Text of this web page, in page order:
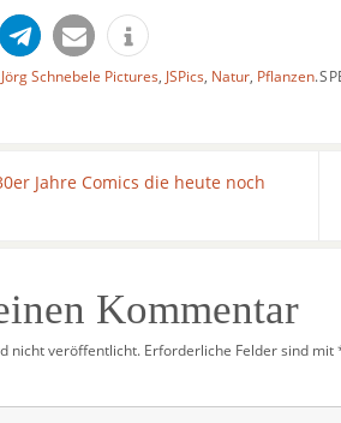
Jörg Schnebele Pictures JSPics Natur Pflanzen.
Jahre Comics die heute noch
Kommentar
nicht veröffentlicht. Erforderliche Felder sind mit